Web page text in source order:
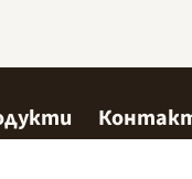
Къде да